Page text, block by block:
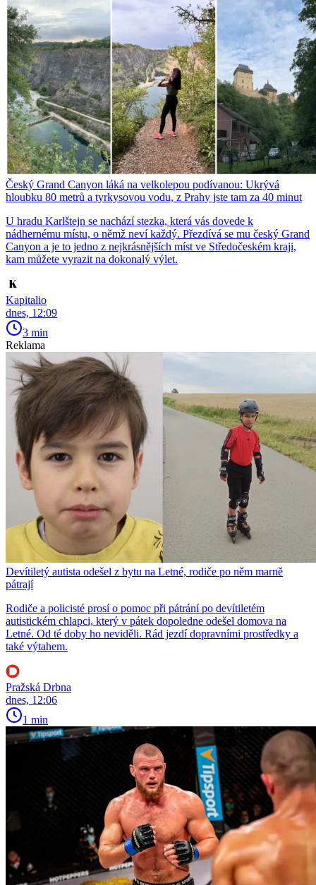
Český Grand Canyon láká na velkolepou podívanou: Ukrývá
hloubku 80 metrů a tyrkysovou vodu, z Prahy jste tam za 40 minut
U hradu Karlštejn se nachází stezka, která vás dovede k
nádhernému místu, o němž neví každý. Přezdívá se mu český Grand
Canyon a je to jedno z nejkrásnějších míst ve Středočeském kraji,
kam můžete vyrazit na dokonalý výlet.
Kapitalio
dnes, 12:09
3 min
Reklama
Devítiletý autista odešel z bytu na Letné, rodiče po něm marně
pátrají
Rodiče a policisté prosí o pomoc při pátrání po devítiletém
autistickém chlapci, který v pátek dopoledne odešel domova na
Letné. Od té doby ho neviděli. Rád jezdí dopravními prostředky a
také výtahem.
Pražská Drbna
dnes, 12:06
1 min